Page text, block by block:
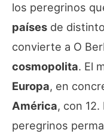
los peregrinos
países de
convierte a O
cosmopolita. El
Europa, en
América, con
peregrinos